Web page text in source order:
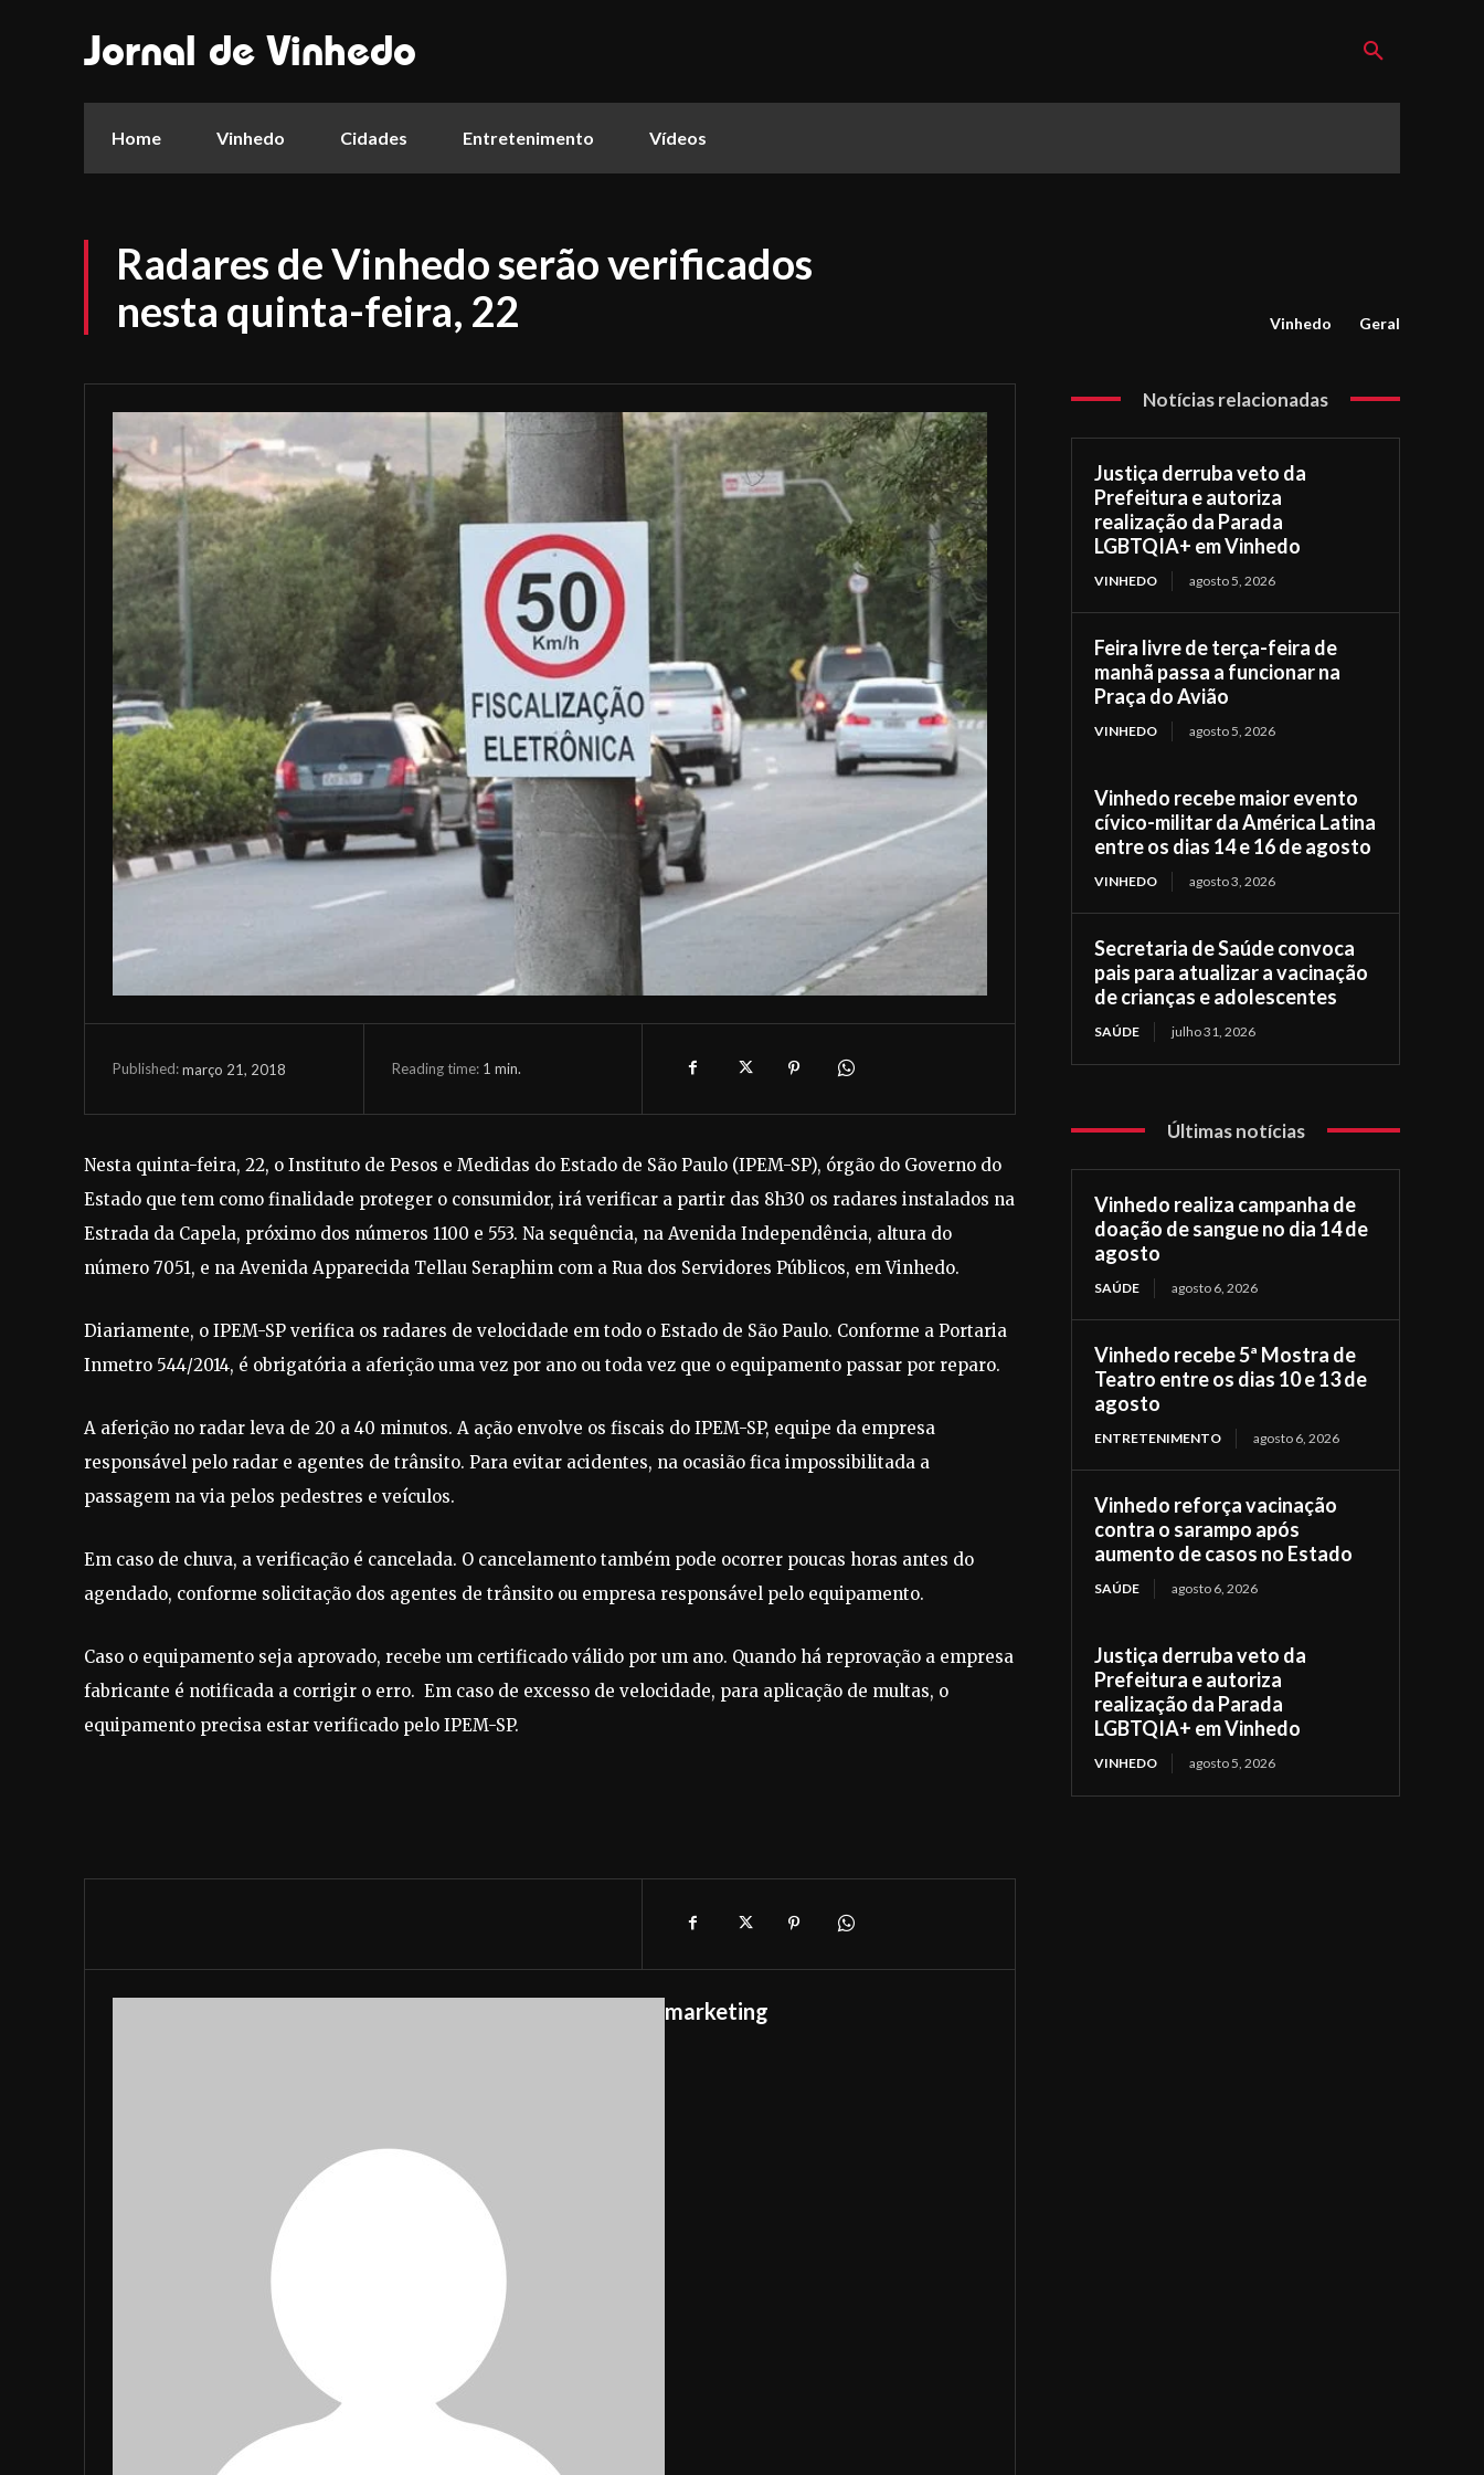
Jornal de Vinhedo
Home Vinhedo Cidades Entretenimento Vídeos
Radares de Vinhedo serão verificados
nesta quinta-feira, 22
Vinhedo Geral
Published:março 21, 2018 Reading time: 1 min.
Nesta quinta-feira, 22, o Instituto de Pesos e Medidas do Estado de São Paulo (IPEM-SP), órgão do Governo do
Estado que tem como finalidade proteger o consumidor, irá verificar a partir das 8h30 os radares instalados na
Estrada da Capela, próximo dos números 1100 e 553. Na sequência, na Avenida Independência, altura do
número 7051, e na Avenida Apparecida Tellau Seraphim com a Rua dos Servidores Públicos, em Vinhedo.
Diariamente, o IPEM-SP verifica os radares de velocidade em todo o Estado de São Paulo. Conforme a Portaria
Inmetro 544/2014, é obrigatória a aferição uma vez por ano ou toda vez que o equipamento passar por reparo.
A aferição no radar leva de 20 a 40 minutos. A ação envolve os fiscais do IPEM-SP, equipe da empresa
responsável pelo radar e agentes de trânsito. Para evitar acidentes, na ocasião fica impossibilitada a
passagem na via pelos pedestres e veículos.
Em caso de chuva, a verificação é cancelada. O cancelamento também pode ocorrer poucas horas antes do
agendado, conforme solicitação dos agentes de trânsito ou empresa responsável pelo equipamento.
Caso o equipamento seja aprovado, recebe um certificado válido por um ano. Quando há reprovação a empresa
fabricante é notificada a corrigir o erro. Em caso de excesso de velocidade, para aplicação de multas, o
equipamento precisa estar verificado pelo IPEM-SP.
marketing
Notícias relacionadas
Justiça derruba veto da
Prefeitura e autoriza
realização da Parada
LGBTQIA+ em Vinhedo
VINHEDO agosto 5, 2026
Feira livre de terça-feira de
manhã passa a funcionar na
Praça do Avião
VINHEDO agosto 5, 2026
Vinhedo recebe maior evento
cívico-militar da América Latina
entre os dias 14 e 16 de agosto
VINHEDO agosto 3, 2026
Secretaria de Saúde convoca
pais para atualizar a vacinação
de crianças e adolescentes
SAÚDE julho 31, 2026
Últimas notícias
Vinhedo realiza campanha de
doação de sangue no dia 14 de
agosto
SAÚDE agosto 6, 2026
Vinhedo recebe 5ª Mostra de
Teatro entre os dias 10 e 13 de
agosto
ENTRETENIMENTO agosto 6, 2026
Vinhedo reforça vacinação
contra o sarampo após
aumento de casos no Estado
SAÚDE agosto 6, 2026
Justiça derruba veto da
Prefeitura e autoriza
realização da Parada
LGBTQIA+ em Vinhedo
VINHEDO agosto 5, 2026